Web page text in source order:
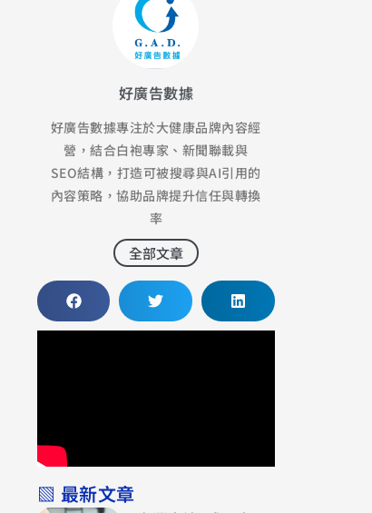
好廣告數據
好廣告數據專注於大健康品牌內容經
營，結合白袍專家、新聞聯載與
SEO結構，打造可被搜尋與AI引用的
內容策略，協助品牌提升信任與轉換
率
全部文章
▧ 最新文章